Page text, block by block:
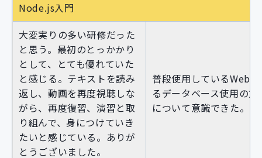
Node.js入門
大変実りの多い研修だった
と思う。最初のとっかかり
として、とても優れていた
と感じる。テキストを読み
返し、動画を再度視聴しな
がら、再度復習、演習と取
り組んで、身につけていき
たいと感じている。ありが
とうございました。
普段使用しているWeb
るデータベース使用の方
について意識できた。